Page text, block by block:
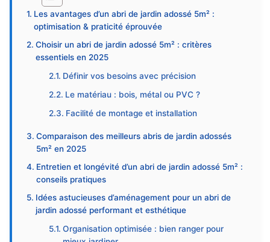
Les avantages d’un abri de jardin adossé 5m² :
optimisation & praticité éprouvée
Choisir un abri de jardin adossé 5m² : critères
essentiels en 2025
Définir vos besoins avec précision
Le matériau : bois, métal ou PVC ?
Facilité de montage et installation
Comparaison des meilleurs abris de jardin adossés
5m² en 2025
Entretien et longévité d’un abri de jardin adossé 5m² :
conseils pratiques
Idées astucieuses d’aménagement pour un abri de
jardin adossé performant et esthétique
Organisation optimisée : bien ranger pour